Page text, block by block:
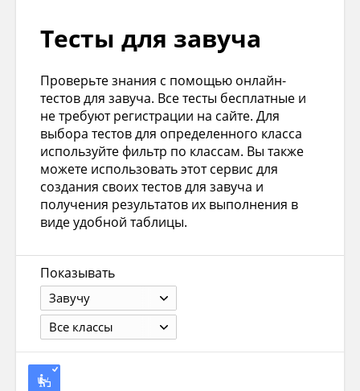
Тесты для завуча
Проверьте знания с помощью онлайн-
тестов для завуча. Все тесты бесплатные и
не требуют регистрации на сайте. Для
выбора тестов для определенного класса
используйте фильтр по классам. Вы также
можете использовать этот сервис для
создания своих тестов для завуча и
получения результатов их выполнения в
виде удобной таблицы.
Показывать
Завучу
Все классы